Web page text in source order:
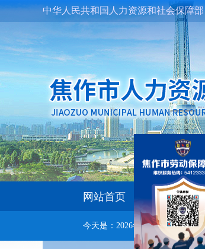
中华人民共和国人力资源和社会保障部
网站首页
今天是： 2026年8月8日 星期六